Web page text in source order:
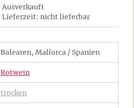
Ausverkauft
Lieferzeit: nicht lieferbar
Balearen, Mallorca / Spanien
Rotwein
trocken